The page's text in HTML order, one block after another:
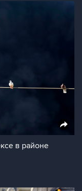
в районе